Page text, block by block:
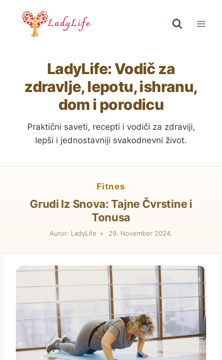
LadyLife: Vodič za
zdravlje, lepotu, ishranu,
dom i porodicu
Praktični saveti, recepti i vodiči za zdraviji,
lepši i jednostavniji svakodnevni život.
fitnes
Grudi Iz Snova: Tajne Čvrstine i
Tonusa
Autor: LadyLife 29. November 2024.